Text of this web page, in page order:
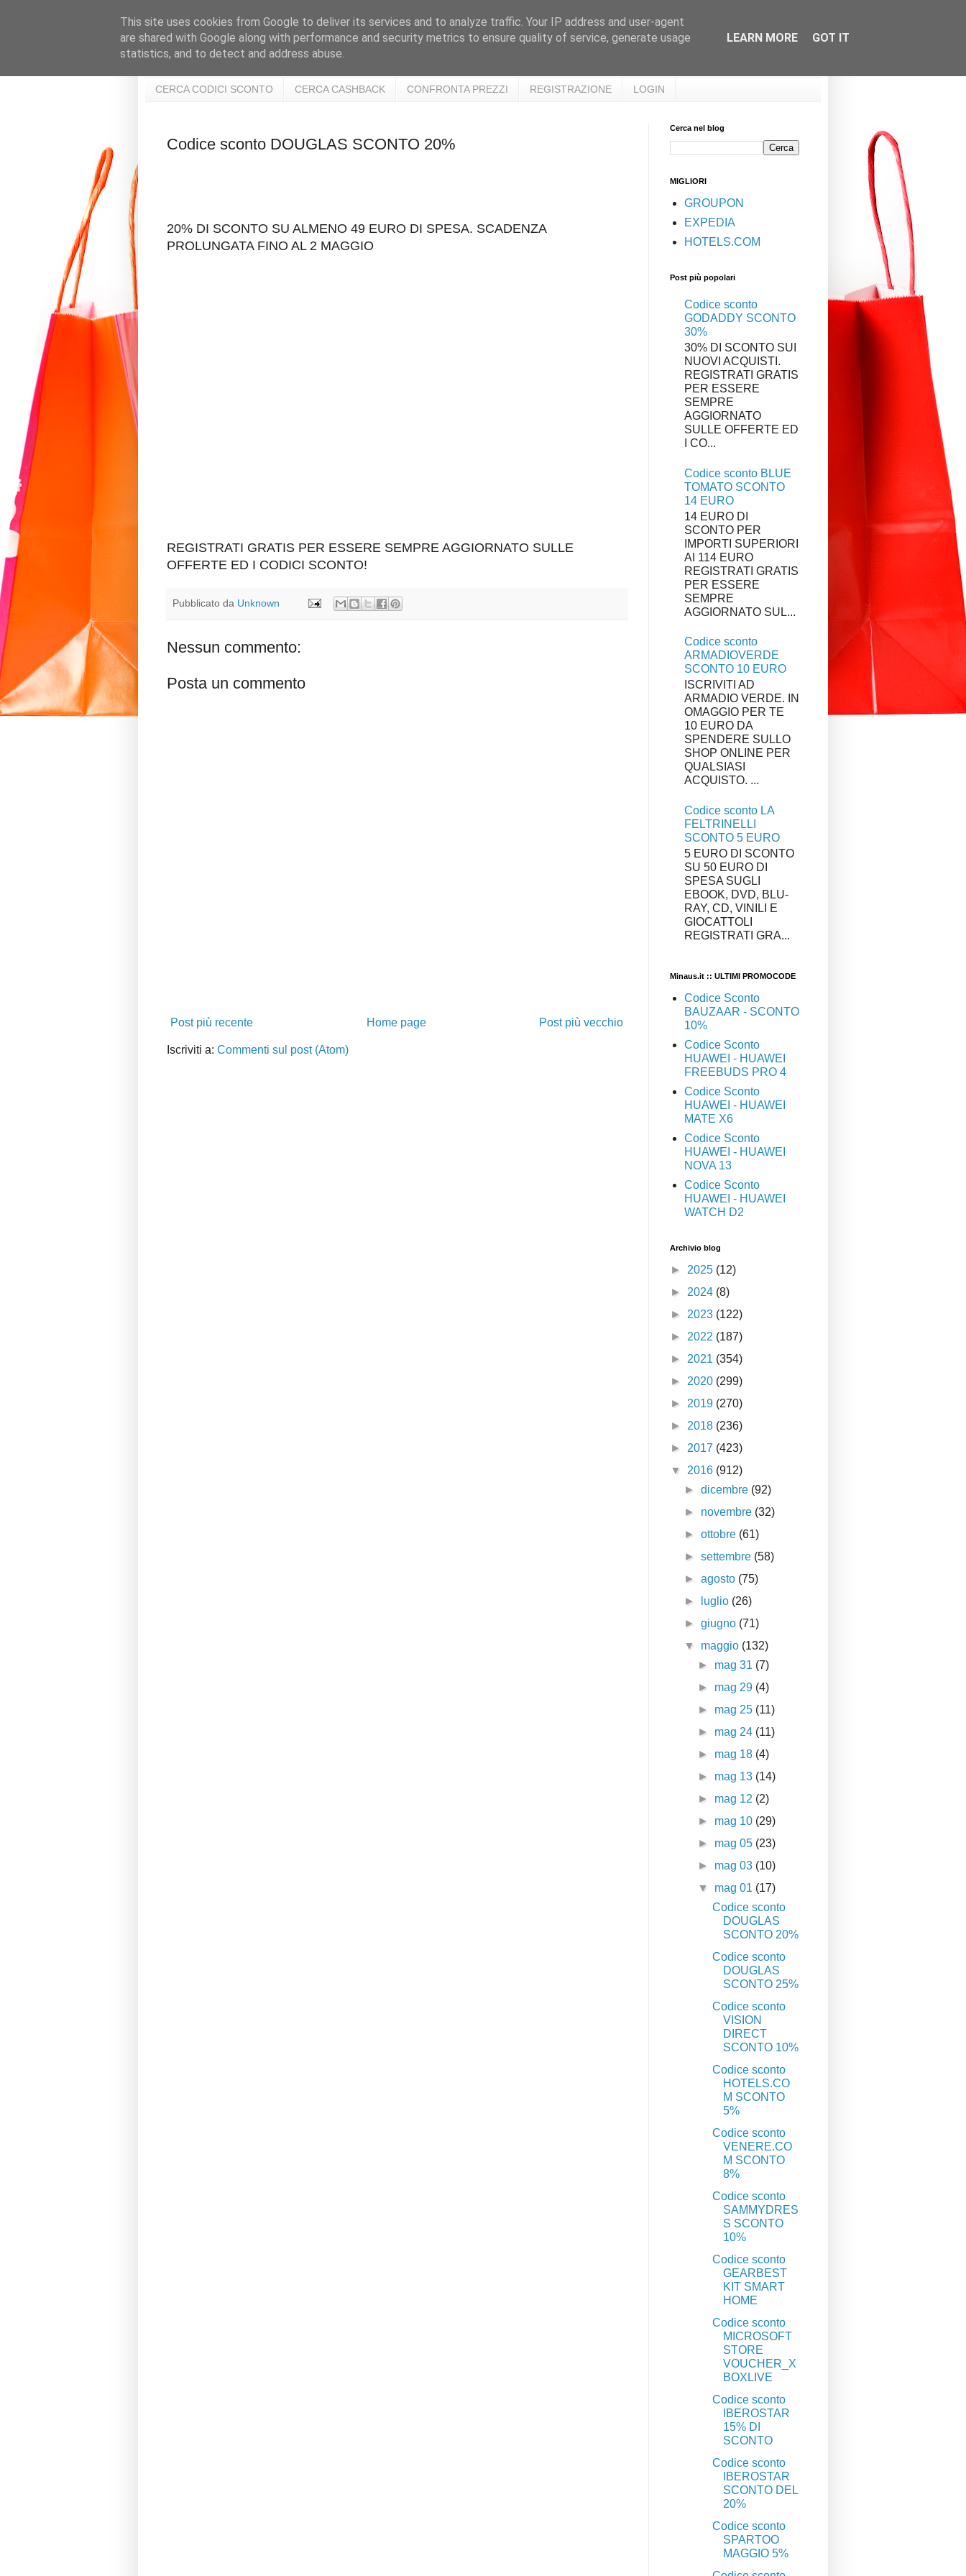
CERCA CODICI SCONTO CERCA CASHBACK CONFRONTA PREZZI REGISTRAZIONE LOGIN
Codice sconto DOUGLAS SCONTO 20%
20% DI SCONTO SU ALMENO 49 EURO DI SPESA. SCADENZA
PROLUNGATA FINO AL 2 MAGGIO
REGISTRATI GRATIS PER ESSERE SEMPRE AGGIORNATO SULLE
OFFERTE ED I CODICI SCONTO!
Pubblicato da Unknown
Nessun commento:
Posta un commento
Post più recente Post più vecchio
Home page
Iscriviti a: Commenti sul post (Atom)
Cerca nel blog
MIGLIORI
GROUPON
EXPEDIA
HOTELS.COM
Post più popolari
Codice sconto
GODADDY SCONTO
30%
30% DI SCONTO SUI
NUOVI ACQUISTI.
REGISTRATI GRATIS
PER ESSERE
SEMPRE
AGGIORNATO
SULLE OFFERTE ED
I CO...
Codice sconto BLUE
TOMATO SCONTO
14 EURO
14 EURO DI
SCONTO PER
IMPORTI SUPERIORI
AI 114 EURO
REGISTRATI GRATIS
PER ESSERE
SEMPRE
AGGIORNATO SUL...
Codice sconto
ARMADIOVERDE
SCONTO 10 EURO
ISCRIVITI AD
ARMADIO VERDE. IN
OMAGGIO PER TE
10 EURO DA
SPENDERE SULLO
SHOP ONLINE PER
QUALSIASI
ACQUISTO. ...
Codice sconto LA
FELTRINELLI
SCONTO 5 EURO
5 EURO DI SCONTO
SU 50 EURO DI
SPESA SUGLI
EBOOK, DVD, BLU-
RAY, CD, VINILI E
GIOCATTOLI
REGISTRATI GRA...
Minaus.it :: ULTIMI PROMOCODE
Codice Sconto
BAUZAAR - SCONTO
10%
Codice Sconto
HUAWEI - HUAWEI
FREEBUDS PRO 4
Codice Sconto
HUAWEI - HUAWEI
MATE X6
Codice Sconto
HUAWEI - HUAWEI
NOVA 13
Codice Sconto
HUAWEI - HUAWEI
WATCH D2
Archivio blog
► 2025 (12)
► 2024 (8)
► 2023 (122)
► 2022 (187)
► 2021 (354)
► 2020 (299)
► 2019 (270)
► 2018 (236)
► 2017 (423)
▼ 2016 (912)
►dicembre (92)
► novembre (32)
►ottobre (61)
►settembre (58)
►agosto (75)
►
luglio (26)
►giugno (71)
▼ maggio (132)
► mag 31 (7)
► mag 29 (4)
► mag 25 (11)
► mag 24 (11)
► mag 18 (4)
► mag 13 (14)
► mag 12 (2)
► mag 10 (29)
► mag 05 (23)
► mag 03 (10)
▼ mag 01 (17)
Codice sconto
DOUGLAS
SCONTO 20%
Codice sconto
DOUGLAS
SCONTO 25%
Codice sconto
VISION
DIRECT
SCONTO 10%
Codice sconto
HOTELS.CO
M SCONTO
5%
Codice sconto
VENERE.CO
M SCONTO
8%
Codice sconto
SAMMYDRES
S SCONTO
10%
Codice sconto
GEARBEST
KIT SMART
HOME
Codice sconto
MICROSOFT
STORE
VOUCHER_X
BOXLIVE
Codice sconto
IBEROSTAR
15% DI
SCONTO
Codice sconto
IBEROSTAR
SCONTO DEL
20%
Codice sconto
SPARTOO
MAGGIO 5%
This site uses cookies from Google to deliver its services and to analyze traffic. Your IP address and user-agent
are shared with Google along with performance and security metrics to ensure quality of service, generate usage
statistics, and to detect and address abuse.
LEARN MORE GOT IT